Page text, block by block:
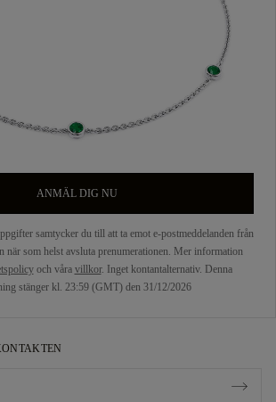
ANMÄL DIG NU
samtycker du till att ta emot e-postmeddelanden från
när som helst avsluta prenumerationen. Mer information
och våra villkor. Inget kontantalternativ. Denna
stänger kl. 23:59 (GMT) den 31/12/2026